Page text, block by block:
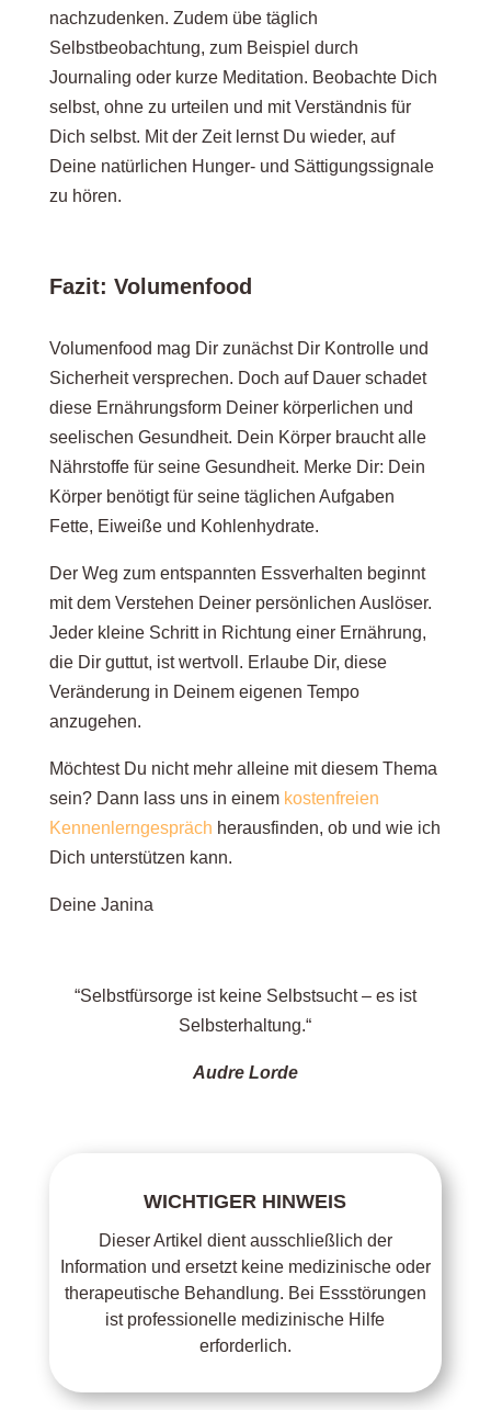
nachzudenken. Zudem übe täglich
Selbstbeobachtung, zum Beispiel durch
Journaling oder kurze Meditation. Beobachte Dich
selbst, ohne zu urteilen und mit Verständnis für
Dich selbst. Mit der Zeit lernst Du wieder, auf
Deine natürlichen Hunger- und Sättigungssignale
zu hören.
Fazit: Volumenfood
Volumenfood mag Dir zunächst Dir Kontrolle und
Sicherheit versprechen. Doch auf Dauer schadet
diese Ernährungsform Deiner körperlichen und
seelischen Gesundheit. Dein Körper braucht alle
Nährstoffe für seine Gesundheit. Merke Dir: Dein
Körper benötigt für seine täglichen Aufgaben
Fette, Eiweiße und Kohlenhydrate.
Der Weg zum entspannten Essverhalten beginnt
mit dem Verstehen Deiner persönlichen Auslöser.
Jeder kleine Schritt in Richtung einer Ernährung,
die Dir guttut, ist wertvoll. Erlaube Dir, diese
Veränderung in Deinem eigenen Tempo
anzugehen.
Möchtest Du nicht mehr alleine mit diesem Thema
sein? Dann lass uns in einem kostenfreien
Kennenlerngespräch herausfinden, ob und wie ich
Dich unterstützen kann.
Deine Janina
“Selbstfürsorge ist keine Selbstsucht – es ist
Selbsterhaltung.“
Audre Lorde
WICHTIGER HINWEIS
Dieser Artikel dient ausschließlich der
Information und ersetzt keine medizinische oder
therapeutische Behandlung. Bei Essstörungen
ist professionelle medizinische Hilfe
erforderlich.